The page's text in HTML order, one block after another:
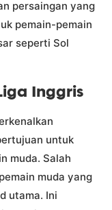
persaingan yang
pemain-pemain
seperti Sol
Inggris
untuk
muda. Salah
muda yang
utama. Ini